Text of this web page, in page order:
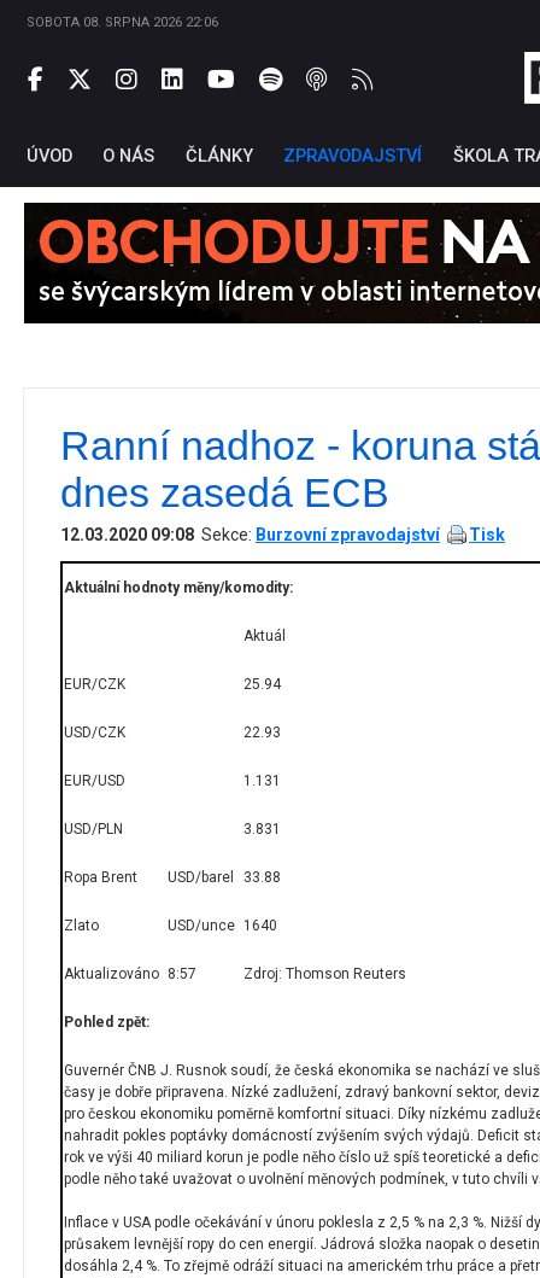
SOBOTA 08. SRPNA 2026 22:06
ÚVOD O NÁS ČLÁNKY ZPRAVODAJSTVÍ ŠKOLA
Ranní nadhoz - koruna
dnes zasedá ECB
12.03.2020 09:08 Sekce: Burzovní zpravodajství Tisk
Aktuální hodnoty měny/komodity:
Aktuál
EUR/CZK 25.94
USD/CZK 22.93
EUR/USD 1.131
USD/PLN 3.831
Ropa Brent USD/barel 33.88
Zlato USD/unce 1640
Aktualizováno 8:57 Zdroj: Thomson Reuters
Pohled zpět:
Guvernér ČNB J. Rusnok soudí, že česká ekonomika se nachází ve
časy je dobře připravena. Nízké zadlužení, zdravý bankovní sektor,
pro českou ekonomiku poměrně komfortní situaci. Díky nízkému
nahradit pokles poptávky domácností zvýšením svých výdajů. Deficit
rok ve výši 40 miliard korun je podle něho číslo už spíš teoretické a
podle něho také uvažovat o uvolnění měnových podmínek, v tuto chvíli
Inflace v USA podle očekávání v únoru poklesla z 2,5 % na 2,3 %. Nižší
průsakem levnější ropy do cen energií. Jádrová složka naopak o
dosáhla 2,4 %. To zřejmě odráží situaci na americkém trhu práce a